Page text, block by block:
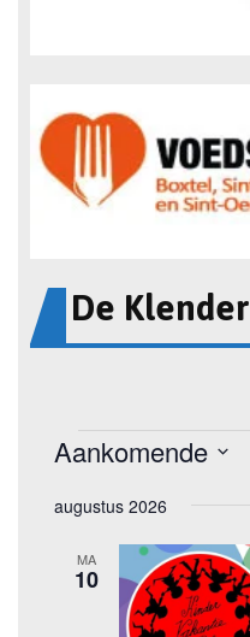
De Klender